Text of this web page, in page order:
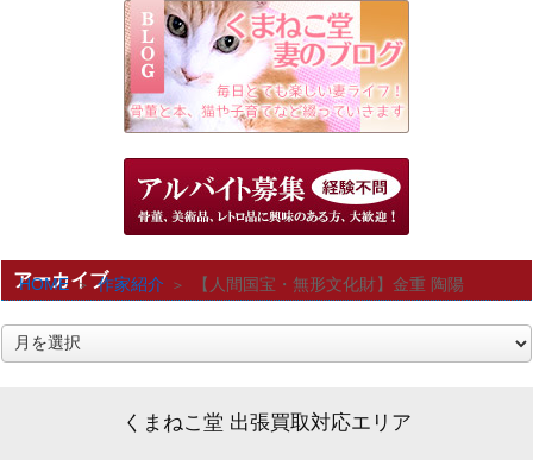
HOME 作家紹介 【人間国宝・無形文化財】金重 陶陽
アーカイブ
くまねこ堂 出張買取対応エリア